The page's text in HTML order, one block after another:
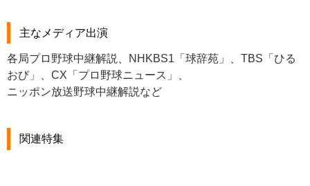
主なメディア出演
各局プロ野球中継解説、NHKBS1「球辞苑」、TBS「ひる
おび」、CX「プロ野球ニュース」、
ニッポン放送野球中継解説など
関連特集